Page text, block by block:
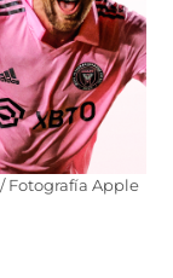
/ Fotografía Apple